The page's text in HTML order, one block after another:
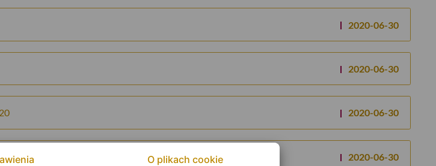
2020-06-30
2020-06-30
2020-06-30
2020-06-30
O plikach cookie